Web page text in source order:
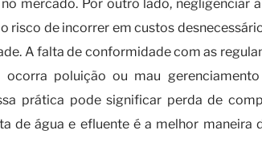
mercado. Por outro lado, negligenciar
risco de incorrer em custos
A falta de conformidade com as
poluição ou mau
prática pode significar perda de
de água e efluente é a melhor